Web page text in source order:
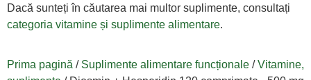
Dacă sunteți în căutarea mai multor suplimente, consultați
categoria vitamine și suplimente alimentare.
Prima pagină / Suplimente alimentare funcționale /Vitamine,